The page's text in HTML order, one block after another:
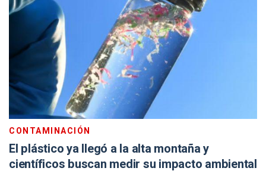
CONTAMINACIÓN
El plástico ya llegó a la alta montaña y
científicos buscan medir su impacto ambiental